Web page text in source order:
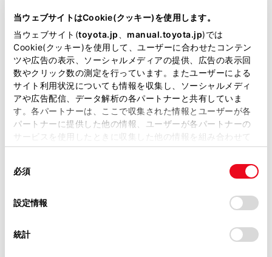
当ウェブサイトはCookie(クッキー)を使用します。
当ウェブサイト(toyota.jp manual.toyota.jp)では
Cookie(クッキー)を使用して、ユーザーに合わせたコンテン
ツや広告の表示、ソーシャルメディアの提供、広告の表示回
数やクリック数の測定を行っています。またユーザーによる
サイト利用状況についても情報を収集し、ソーシャルメディ
アや広告配信、データ解析の各パートナーと共有していま
す。各パートナーは、ここで収集された情報とユーザーが各
パートナーに提供した他の情報、ユーザーが各パートナーの
サービスを使用したときに収集した他の情報を組み合わせて
使用することがあります。当ウェブサイトの使用を続行する
デバイスにすべてのCookie(クッキー)が保存されることに同
意したことになります。Cookie(クッキー)のオプトアウト、
設定の変更、同意を撤回したりするにあたっては、当社の
「Cookie（クッキー）情報の取り扱いについて
」をご覧くだ
必須
設定情報
統計
ておらず十分なご案内ができか
ねるため、最寄りのトヨタ販売
店までご相談くださいますよう
お願いいたします。最寄りのト
ヨタ販売店はこちらからご確認
いただけます。
おクルマの故障、点検、修理等
（販売店を窓口におクルマの状
す）
（販売店単位でオーダーを